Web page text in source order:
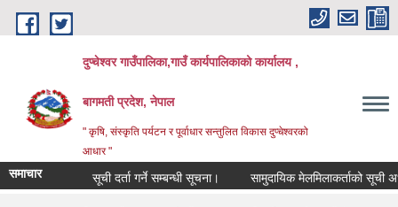
Skip to main content
दुप्चेश्वर गाउँपालिका,गाउँ कार्यपालिकाको कार्यालय ,
बागमती प्रदेश, नेपाल
" कृषि, संस्कृति पर्यटन र पूर्वाधार सन्तुलित विकास दुप्चेश्वरको
आधार "
समाचार सूची दर्ता गर्ने सम्बन्धी सूचना। सामुदायिक मेलमिलाकर्ताको सूची